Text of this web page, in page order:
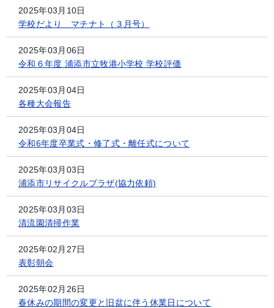
2025年03月10日
学校だより マチナト（３月号）
2025年03月06日
令和６年度 浦添市立牧港小学校 学校評価
2025年03月04日
各種大会報告
2025年03月04日
令和6年度卒業式・修了式・離任式について
2025年03月03日
浦添市リサイクルプラザ(協力依頼)
2025年03月03日
清流園清掃作業
2025年02月27日
表彰朝会
2025年02月26日
春休みの期間の変更と旧盆に伴う休業日について